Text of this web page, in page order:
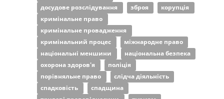
досудове розслідування
зброя
корупція
кримінальне право
кримінальне провадження
кримінальний процес
міжнародне право
національні меншини
національна безпека
охорона здоров'я
поліція
порівняльне право
слідча діяльність
спадковість
спадщина